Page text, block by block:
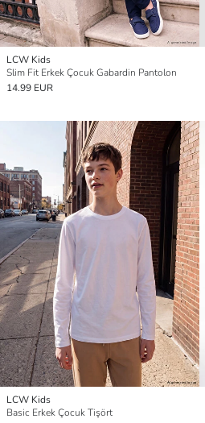
LCW Kids
Slim Fit Erkek Çocuk Gabardin Pantolon
14.99 EUR
LCW Kids
Basic Erkek Çocuk Tişört